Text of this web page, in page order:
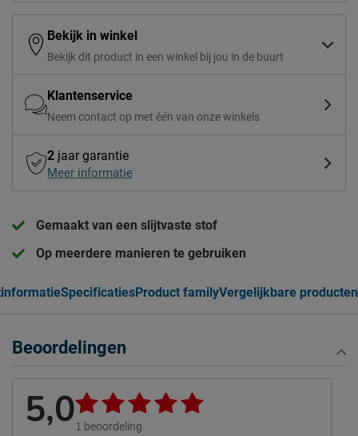
Bekijk in winkel
Bekijk dit product in een winkel bij jou in de buurt
Klantenservice
Neem contact op met één van onze winkels
2 jaar garantie
Meer informatie
Gemaakt van een slijtvaste stof
Op meerdere manieren te gebruiken
SpecificatiesProduct familyVergelijkbare producten
Beoordelingen
5,01 beoordeling